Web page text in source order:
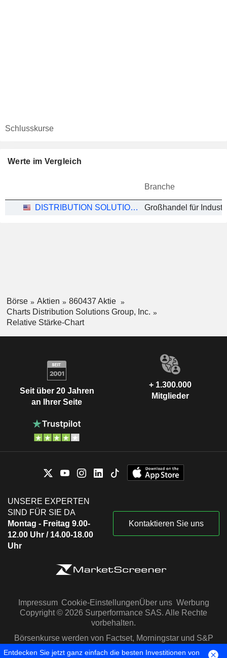
Schlusskurse
Werte im Vergleich
Branche
DISTRIBUTION SOLUTIONS GROUP, INC.
Börse Aktien
860437 Aktie
Charts Distribution Solutions Group, Inc.
Relative Stärke-Chart
Seit über 20 Jahren
an Ihrer Seite
+ 1.300.000
Mitglieder
UNSERE EXPERTEN
SIND FÜR SIE DA
Montag - Freitag 9.00-
12.00 Uhr / 14.00-18.00
Uhr
Kontaktieren Sie uns
Impressum Cookie-EinstellungenÜber uns Werbung
Copyright © 2026 Surperformance SAS. Alle Rechte
vorbehalten.
Börsenkurse werden von Factset, Morningstar und S&P
Capital IQ zur Verfügung gestellt
Entdecken Sie jetzt ganz einfach die besten Investitionen von